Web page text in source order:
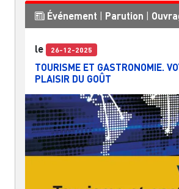
Événement Parution
le 26-12-2025
TOURISME ET GASTRONOMIE.
PLAISIR DU GOÛT